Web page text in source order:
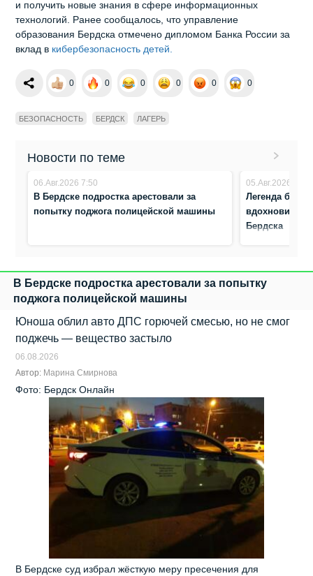
и получить новые знания в сфере информационных
технологий. Ранее сообщалось, что управление
образования Бердска отмечено дипломом Банка России за
вклад в кибербезопасность детей.
0 0 0 0 0 0
БЕЗОПАСНОСТЬ БЕРДСК ЛАГЕРЬ
Новости по теме
06.Авг.2026 7:50
В Бердске подростка арестовали за
попытку поджога полицейской машины
05.Авг.2026 8:17
Легенда
вдохновила
Бердска
В Бердске подростка арестовали за попытку
поджога полицейской машины
Юноша облил авто ДПС горючей смесью, но не смог
поджечь — вещество застыло
06.08.2026
Автор: Марина Смирнова
Фото: Бердск Онлайн
В Бердске суд избрал жёсткую меру пресечения для